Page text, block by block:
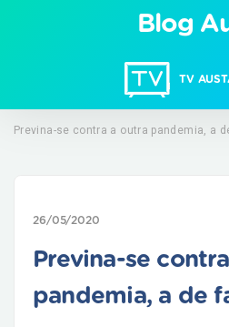
TV
Blog
Previna-se contra a outra pandemia, a
26/05/2020
Previna-se
pandemia, a de